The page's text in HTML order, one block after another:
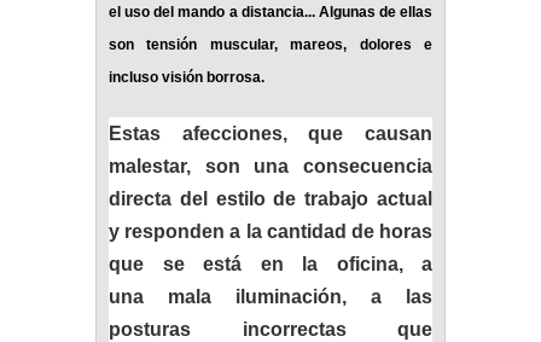
el uso del mando a distancia... Algunas de ellas
son tensión muscular, mareos, dolores e
incluso visión borrosa.
Estas afecciones, que causan
malestar, son una consecuencia
directa del estilo de trabajo actual
y responden a la cantidad de horas
que se está en la oficina, a
una mala iluminación, a las
posturas incorrectas que